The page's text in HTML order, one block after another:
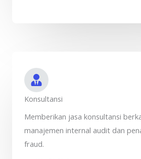
Konsultansi
Memberikan jasa konsultansi
manajemen internal audit dan
fraud.